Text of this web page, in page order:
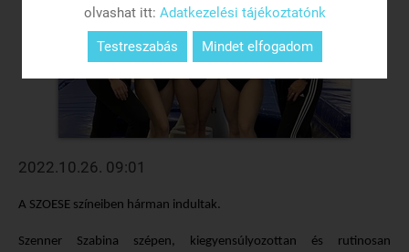
2022.10.26. 09:01
A SZOESE színeiben hárman indultak.
Szenner Szabina szépen, kiegyensúlyozottan és rutinosan
Mindet elfogadom
Testreszabás
olvashat itt: Adatkezelési tájékoztatónk